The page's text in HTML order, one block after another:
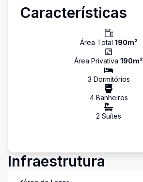
Características
Área Total 190m²
Área Privativa 190m²
3 Dormitórios
4Banheiros
2 Suítes
Infraestrutura